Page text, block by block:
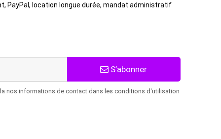
PayPal, location longue durée, mandat administratif
S’abonner
nos informations de contact dans les conditions d'utilisation